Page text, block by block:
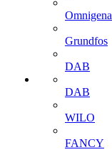
Omnigena
Grundfos
DAB
DAB
WILO
FANCY